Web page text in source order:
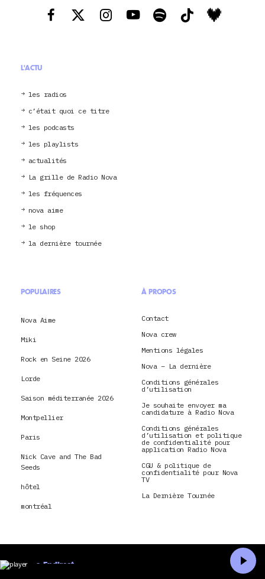
L'ACTU
les radios
c’était quoi ce titre
les podcasts
les playlists
actualités
La grille de Radio Nova
les fréquences
nova aime
le shop
la dernière tournée
POPULAIRES
Nova Aime
Miki
Rock en Seine 2026
Lorde
Saison méditerranée 2026
Montpellier
Paris
Nick Cave and The Bad
Seeds
hôtel
montréal
À PROPOS
Contact
Nova crew
Mentions légales
Nova – La dernière
Conditions générales
d’utilisation
Je souhaite envoyer ma
candidature à Radio Nova
Conditions générales
d’utilisation et politique
de confidentialité pour
application Radio Nova
CGU & politique de
confidentialité pour Nova
TV
La Dernière Tournée
En direct